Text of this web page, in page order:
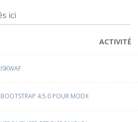
ACTIVITÉ
ISKWAF
BOOTSTRAP 4.5.0 POUR MODX